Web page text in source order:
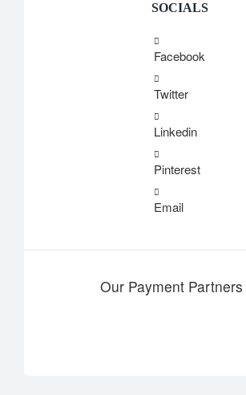
SOCIALS
Facebook
Twitter
Linkedin
Pinterest
Email
Our Payment Partners